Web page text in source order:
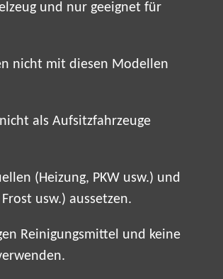
und nur geeignet für
nicht mit diesen Modellen
als Aufsitzfahrzeuge
(Heizung, PKW usw.) und
usw.) aussetzen.
Reinigungsmittel und keine